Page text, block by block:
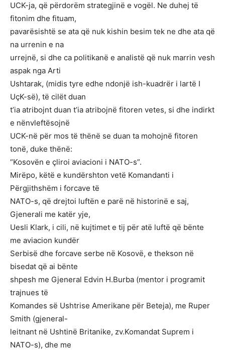
UCK-ja, që përdorëm strategjinë e vogël. Ne duhej të
fitonim dhe fituam,
pavarësishtë se ata që nuk kishin besim tek ne dhe ata që
na urrenin e na
urrejnë, si dhe ca politikanë e analistë që nuk marrin vesh
aspak nga Arti
Ushtarak, (midis tyre edhe ndonjë ish-kuadrër i lartë I
UçK-së), të cilët duan
t’ia atribojnt duan t’ia atribojnë fitoren vetes, si dhe indirkt
e nënvleftësojnë
UCK-në për mos të thënë se duan ta mohojnë fitoren
tonë, duke thënë:
“Kosovën e çliroi aviacioni i NATO-s”.
Mirëpo, këtë e kundërshton vetë Komandanti i
Përgjithshëm i forcave të
NATO-s, që drejtoi luftën e parë në historinë e saj,
Gjenerali me katër yje,
Uesli Klark, i cili, në kujtimet e tij për atë luftë që bënte
me aviacion kundër
Serbisë dhe forcave serbe në Kosovë, e thekson në
bisedat që ai bënte
shpesh me Gjeneral Edvin H.Burba (mentor i programit
trajnues të
Komandes së Ushtrise Amerikane për Beteja), me Ruper
Smith (gjeneral-
leitnant në Ushtinë Britanike, zv.Komandat Suprem i
NATO-s), dhe me